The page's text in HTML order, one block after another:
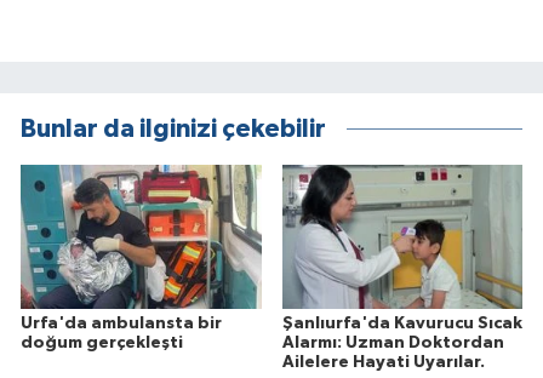
Bunlar da ilginizi çekebilir
Urfa'da ambulansta bir
doğum gerçekleşti
Şanlıurfa'da Kavurucu Sıcak
Alarmı: Uzman Doktordan
Ailelere Hayati Uyarılar.